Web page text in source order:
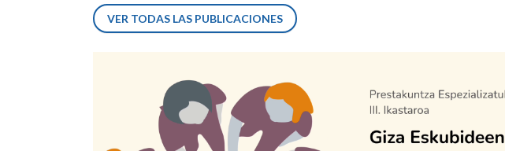
VER TODAS LAS PUBLICACIONES